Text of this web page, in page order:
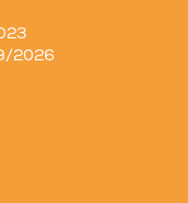
2026